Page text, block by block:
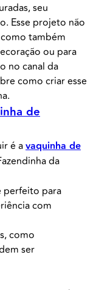
seu
Esse projeto não
também
ou para
no canal da
como criar esse
de
é avaquinha de
da
perfeito para
com
como
ser